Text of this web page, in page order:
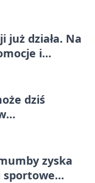
już działa. Na
i
dziś
zyska
sportowe